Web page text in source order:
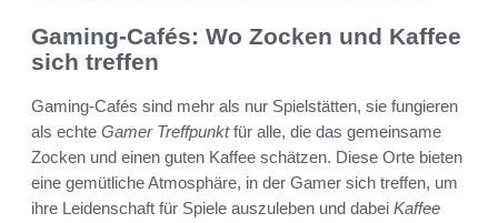
Gaming-Cafés: Wo Zocken und Kaffee
sich treffen
Gaming-Cafés sind mehr als nur Spielstätten, sie fungieren
als echte Gamer Treffpunktfür alle, die das gemeinsame
Zocken und einen guten Kaffee schätzen. Diese Orte bieten
eine gemütliche Atmosphäre, in der Gamer sich treffen, um
ihre Leidenschaft für Spiele auszuleben und dabei Kaffee